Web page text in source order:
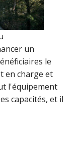
un
le
en charge et
l'équipement
capacités, et il